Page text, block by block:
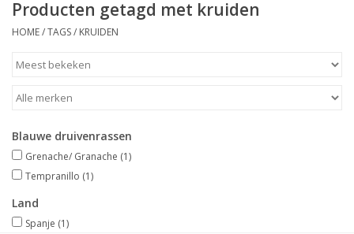
Merken
Producten getagd met kruiden
HOME/TAGS/ KRUIDEN
Blauwe druivenrassen
Grenache/ Granache (1)
Tempranillo (1)
Land
Spanje (1)